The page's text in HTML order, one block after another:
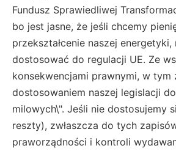
Fundusz Sprawiedliwej
bo jest jasne, że jeśli chcemy
przekształcenie naszej energetyki,
dostosować do regulacji UE. Ze
konsekwencjami prawnymi, w tym
dostosowaniem naszej legislacji
milowych\". Jeśli nie dostosujemy
reszty), zwłaszcza do tych
praworządności i kontroli